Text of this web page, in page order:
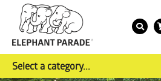
Select a category...